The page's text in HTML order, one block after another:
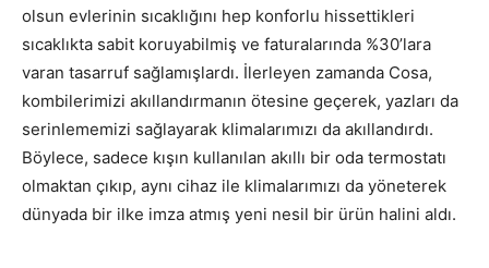
olsun evlerinin sıcaklığını hep konforlu hissettikleri
sıcaklıkta sabit koruyabilmiş ve faturalarında %30’lara
varan tasarruf sağlamışlardı. İlerleyen zamanda Cosa,
kombilerimizi akıllandırmanın ötesine geçerek, yazları da
serinlememizi sağlayarak klimalarımızı da akıllandırdı.
Böylece, sadece kışın kullanılan akıllı bir oda termostatı
olmaktan çıkıp, aynı cihaz ile klimalarımızı da yöneterek
dünyada bir ilke imza atmış yeni nesil bir ürün halini aldı.